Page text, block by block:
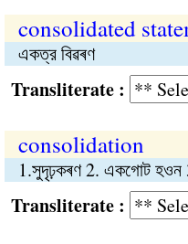
consolidated
একত্র বিৱৰণ
:
consolidation
1.সুদৃঢ়কৰণ 2. একগোট হওন
: